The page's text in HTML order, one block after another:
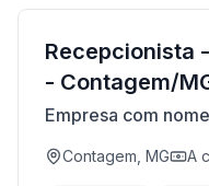
Recepcionista
- Contagem/
Empresa com
Contagem, MG A